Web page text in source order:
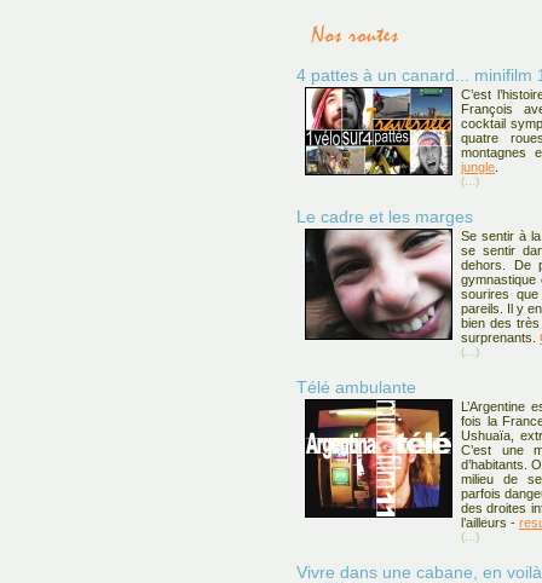
4 pattes à un canard... minifilm
C’est
François
cocktail
quatre
montagnes
jungle
(...)
Le cadre et les marges
Se sentir à
se sentir
dehors. De
sourires
pareils. Il y
bien des
surprenants.
(...)
Télé ambulante
L’Argentine
fois la
Ushuaïa,
C’est une
d’habitants.
milieu de
parfois
des droites
l’ailleurs -
(...)
Vivre dans une cabane, en